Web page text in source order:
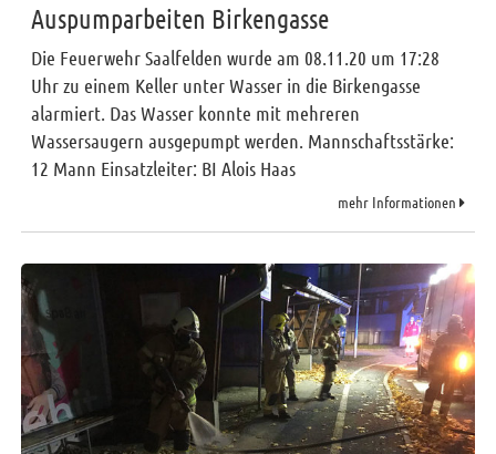
Auspumparbeiten Birkengasse
Die Feuerwehr Saalfelden wurde am 08.11.20 um 17:28
Uhr zu einem Keller unter Wasser in die Birkengasse
alarmiert. Das Wasser konnte mit mehreren
Wassersaugern ausgepumpt werden. Mannschaftsstärke:
12 Mann Einsatzleiter: BI Alois Haas
mehr Informationen